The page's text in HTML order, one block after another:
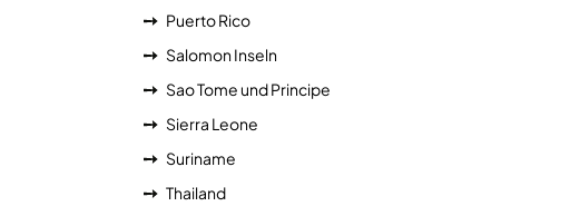
Puerto Rico
Salomon Inseln
Sao Tome und Principe
Sierra Leone
Suriname
Thailand